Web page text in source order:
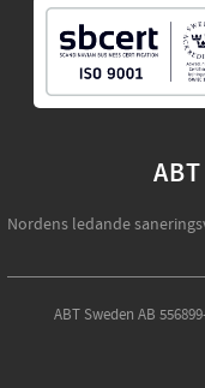
Nordens ledande
ABT Sweden AB